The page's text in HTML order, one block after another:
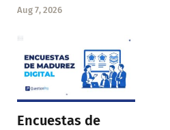
Aug 7, 2026
Encuestas de